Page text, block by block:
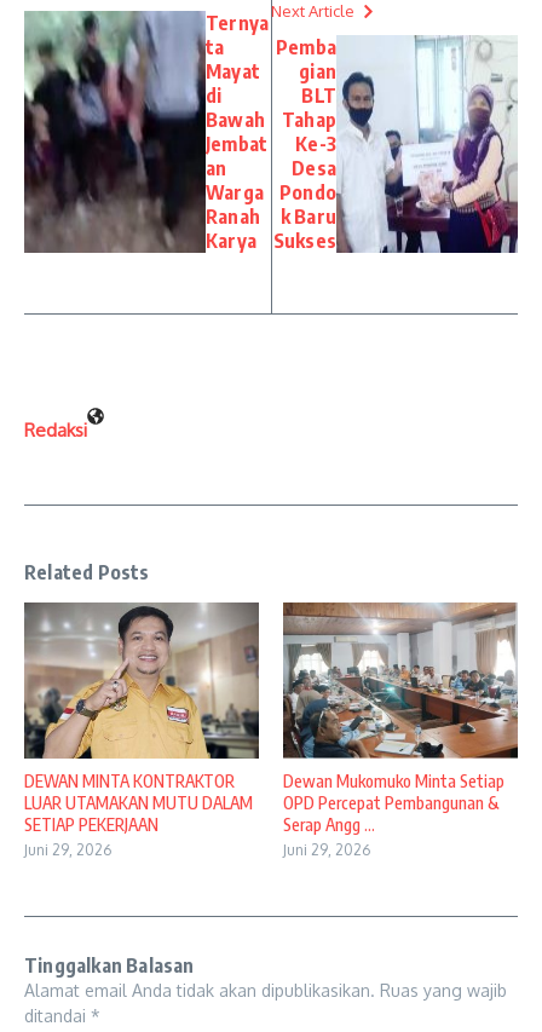
Ternya
ta
Mayat
di
Bawah
Jembat
an
Warga
Ranah
Karya
Next Article
Pemba
gian
BLT
Tahap
Ke-3
Desa
Pondo
k Baru
Sukses
Redaksi
Related Posts
DEWAN MINTA KONTRAKTOR
LUAR UTAMAKAN MUTU DALAM
SETIAP PEKERJAAN
Juni 29, 2026
Dewan Mukomuko Minta Setiap
OPD Percepat Pembangunan &
Serap Angg ...
Juni 29, 2026
Tinggalkan Balasan
Alamat email Anda tidak akan dipublikasikan. Ruas yang wajib
ditandai *